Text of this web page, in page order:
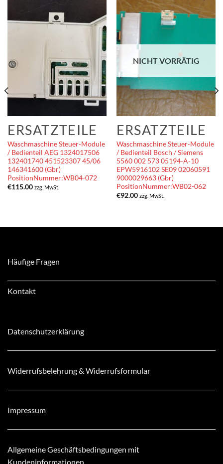
ERSATZTEILE
Waschmaschine Steuer-Module
/ Bedienteil AEG 1324017506
132401740 451523307 45/06
146341600 (Gbr)
PositionNummer:WB04-072
€115.00 zzg. MwSt.
NICHT VORRÄTIG
ERSATZTEILE
Waschmaschine Steuer-Module
/ Bedienteil Bosch / Siemens
5560 002 573 05194-A-10
EPW5916102 SE09 02060591
9000029663 (Gbr)
PositionNummer:WB02-062
€92.00 zzg. MwSt.
Häufige Fragen
Kontakt
Datenschutzerklärung
Widerrufsbelehrung & Widerrufsformular
Impressum
Allgemeine Geschäftsbedingungen mit
Kundeninformationen